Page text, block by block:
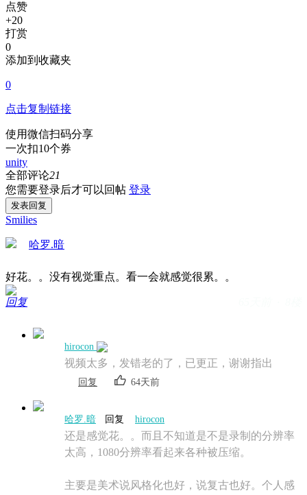
点赞
+20
打赏
0
添加到收藏夹
0
点击复制链接
使用微信扫码分享
一次扣10个券
unity
全部评论21
您需要登录后才可以回帖 登录
发表回复
Smilies
哈罗.暗
好花。。没有视觉重点。看一会就感觉很累。。
回复
hirocon
视频太多，发错老的了，已更正，谢谢指出
回复 64天前
哈罗.暗 回复 hirocon
还是感觉花。。而且不知道是不是录制的分辨率
太高，1080分辨率看起来各种被压缩。
主要是美术说风格化也好，说复古也好。个人感